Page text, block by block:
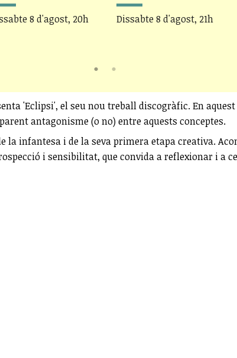
8 d'agost, 20h Dissabte 8 d'agost, 21h
'Eclipsi', el seu nou treball discogràfic. En
antagonisme (o no) entre aquests conceptes.
infantesa i de la seva primera etapa creativa.
i sensibilitat, que convida a reflexionar i a